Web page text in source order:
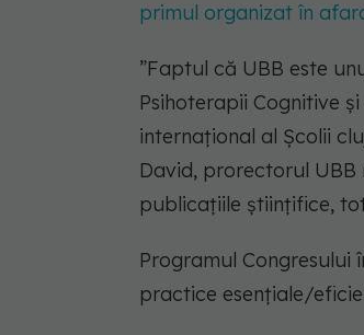
primul organizat în
”Faptul că UBB este
Psihoterapii Cognitive
internațional al Școlii
David, prorectorul
publicațiile științifice,
Programul
practice esențiale/